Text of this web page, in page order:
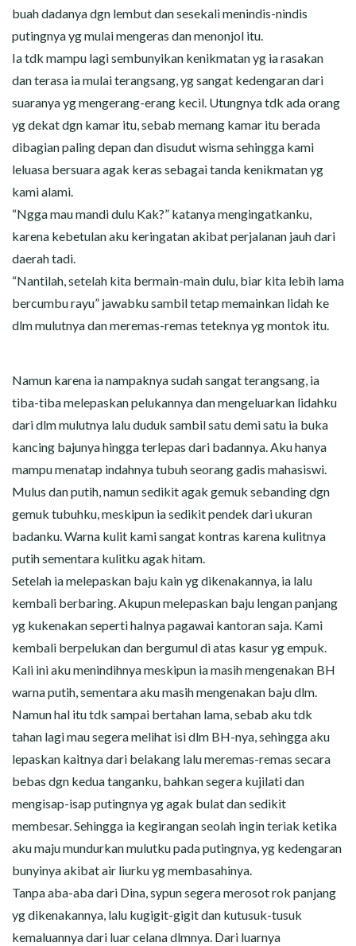
buah dadanya dgn lembut dan sesekali menindis-nindis
putingnya yg mulai mengeras dan menonjol itu.
Ia tdk mampu lagi sembunyikan kenikmatan yg ia rasakan
dan terasa ia mulai terangsang, yg sangat kedengaran dari
suaranya yg mengerang-erang kecil. Utungnya tdk ada orang
yg dekat dgn kamar itu, sebab memang kamar itu berada
dibagian paling depan dan disudut wisma sehingga kami
leluasa bersuara agak keras sebagai tanda kenikmatan yg
kami alami.
“Ngga mau mandi dulu Kak?” katanya mengingatkanku,
karena kebetulan aku keringatan akibat perjalanan jauh dari
daerah tadi.
“Nantilah, setelah kita bermain-main dulu, biar kita lebih lama
bercumbu rayu” jawabku sambil tetap memainkan lidah ke
dlm mulutnya dan meremas-remas teteknya yg montok itu.
Namun karena ia nampaknya sudah sangat terangsang, ia
tiba-tiba melepaskan pelukannya dan mengeluarkan lidahku
dari dlm mulutnya lalu duduk sambil satu demi satu ia buka
kancing bajunya hingga terlepas dari badannya. Aku hanya
mampu menatap indahnya tubuh seorang gadis mahasiswi.
Mulus dan putih, namun sedikit agak gemuk sebanding dgn
gemuk tubuhku, meskipun ia sedikit pendek dari ukuran
badanku. Warna kulit kami sangat kontras karena kulitnya
putih sementara kulitku agak hitam.
Setelah ia melepaskan baju kain yg dikenakannya, ia lalu
kembali berbaring. Akupun melepaskan baju lengan panjang
yg kukenakan seperti halnya pagawai kantoran saja. Kami
kembali berpelukan dan bergumul di atas kasur yg empuk.
Kali ini aku menindihnya meskipun ia masih mengenakan BH
warna putih, sementara aku masih mengenakan baju dlm.
Namun hal itu tdk sampai bertahan lama, sebab aku tdk
tahan lagi mau segera melihat isi dlm BH-nya, sehingga aku
lepaskan kaitnya dari belakang lalu meremas-remas secara
bebas dgn kedua tanganku, bahkan segera kujilati dan
mengisap-isap putingnya yg agak bulat dan sedikit
membesar. Sehingga ia kegirangan seolah ingin teriak ketika
aku maju mundurkan mulutku pada putingnya, yg kedengaran
bunyinya akibat air liurku yg membasahinya.
Tanpa aba-aba dari Dina, sypun segera merosot rok panjang
yg dikenakannya, lalu kugigit-gigit dan kutusuk-tusuk
kemaluannya dari luar celana dlmnya. Dari luarnya